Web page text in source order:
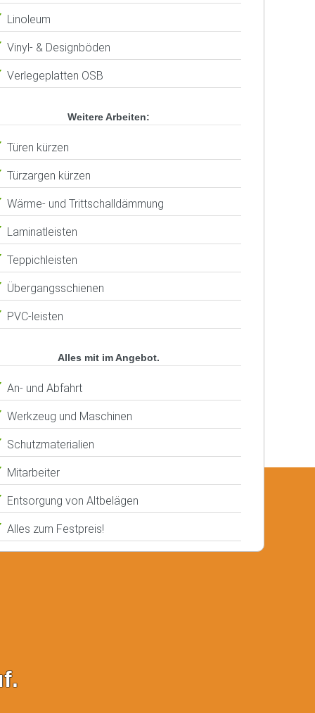
Linoleum
Vinyl- & Designböden
Verlegeplatten OSB
Weitere Arbeiten:
Türen kürzen
Türzargen kürzen
Wärme- und Trittschalldämmung
Laminatleisten
Teppichleisten
Übergangsschienen
PVC-leisten
Alles mit im Angebot.
An- und Abfahrt
Werkzeug und Maschinen
Schutzmaterialien
Mitarbeiter
Entsorgung von Altbelägen
Alles zum Festpreis!